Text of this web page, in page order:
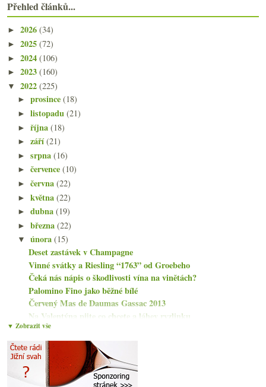
Přehled článků...
► 2026 (34)
► 2025 (72)
► 2024 (106)
► 2023 (160)
▼ 2022 (225)
►prosince(18)
►listopadu(21)
►října(18)
►září(21)
►srpna(16)
►července(10)
►června(22)
►května(22)
►dubna(19)
►března(22)
▼února(15)
Deset zastávek v Champagne
Vinné svátky a Riesling “1763” od Groebeho
Čeká nás nápis o škodlivosti vína na vinětách?
Palomino Fino jako běžné bílé
Červený Mas de Daumas Gassac 2013
Na Valentýna pijte co chcete a láhev ryzlinku
Ryzlink starých keřů od Nika Weise
Ryzlinkáři pijí světle praženou Keňu! Možná…
Čtyři odrůdy od Barbichona a Jacquesson č. 743
Přísný Riesling z Pfalze a chlastací z Rheingau
„Můj milý deníčku“ o spotřebě vína, degustačních p...
▼ Zobrazit vše